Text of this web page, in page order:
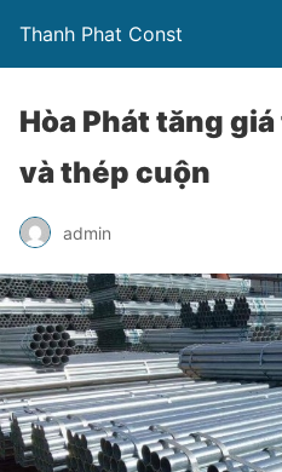
Thanh Phat Const
Hòa Phát tăng
và thép cuộn
admin